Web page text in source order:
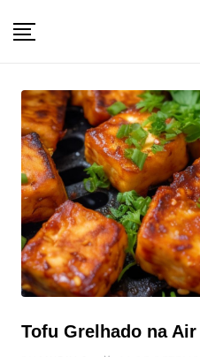
Tofu Grelhado na